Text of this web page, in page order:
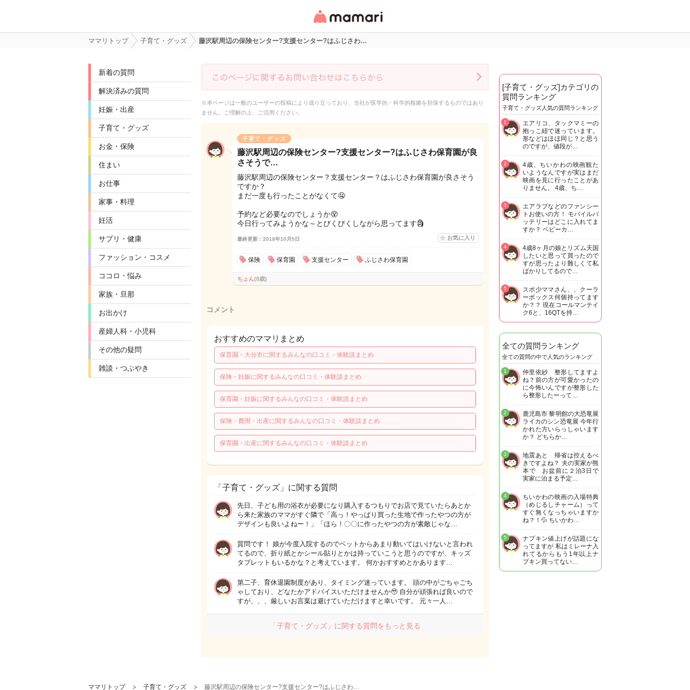
リ・情報サイト
ママリトップ 子育て・グッズ 藤沢駅周辺の保険センター?支援センター?はふじさわ…
新着の質問
解決済みの質問
妊娠・出産
子育て・グッズ
お金・保険
住まい
お仕事
家事・料理
妊活
サプリ・健康
ファッション・コスメ
ココロ・悩み
家族・旦那
お出かけ
産婦人科・小児科
その他の疑問
雑談・つぶやき
※本ページは一般のユーザーの投稿により成り立っており、当社が医学的・科学的根拠を担保するものではあり
ません。ご理解の上、ご活用ください。
子育て・グッズ
藤沢駅周辺の保険センター?支援センター?はふじさわ保育園が良
さそうで…
藤沢駅周辺の保険センター？支援センター？はふじさわ保育園が良さそう
ですか？
まだ一度も行ったことがなくて🤤
予約など必要なのでしょうか😵
今日行ってみようかな～とびくびくしながら思ってます🗿
最終更新：2018年10月5日 お気に入り
保険 保育園 支援センター ふじさわ保育園
ちょん(8歳)
コメント
おすすめのママリまとめ
保育園・大分市に関するみんなの口コミ・体験談まとめ
保険・妊娠に関するみんなの口コミ・体験談まとめ
保育園・妊娠に関するみんなの口コミ・体験談まとめ
保険・費用・出産に関するみんなの口コミ・体験談まとめ
保育園・出産に関するみんなの口コミ・体験談まとめ
「子育て・グッズ」に関する質問
先日、子ども用の浴衣が必要になり購入するつもりでお店で見ていたらあとか
ら来た家族のママがすぐ隣で「高っ！やっぱり買った生地で作ったやつの方が
デザインも良いよねー！」「ほら！〇〇に作ったやつの方が素敵じゃな…
質問です！ 娘が今度入院するのでベットからあまり動いてはいけないと言われ
てるので、折り紙とかシール貼りとかは持っていこうと思うのですが、キッズ
タブレットもいるかな？と考えています。 何かおすすめとかあります…
第二子、育休退園制度があり、タイミング迷っています。 頭の中がごちゃごち
ゃしており、どなたかアドバイスいただけませんか🥹 自分が頑張れば良いので
すが、、、厳しいお言葉は避けていただけますと幸いです。 元々一人…
「子育て・グッズ」に関する質問をもっと見る
[子育て・グッズ]カテゴリの
質問ランキング
子育て・グッズ人気の質問ランキング
エアリコ、タックマミーの
抱っこ紐で迷っています。
形などはほほ同じ？と思う
のですが、値段が…
1
4歳、ちいかわの映画観た
いようなんですが実はまだ
映画を見に行ったことがあ
りません。 4歳、ち…
2
エアラブなどのファンシー
トお使いの方！ モバイルバ
ッテリーはどこに入れてま
すか？ ベビーカ…
3
4歳8ヶ月の娘とリズム天国
したいと思って買ったので
すが思ったより難しくて私
ばかりしてるので…
4
スポ少ママさん、、クーラ
ーボックス何個持ってます
か？？ 現在コールマンテイ
ク6と、16QTを持…
5
全ての質問ランキング
全ての質問の中で人気のランキング
仲里依紗 整形してますよ
ね？前の方が可愛かったの
に今怖いんですが整形した
ら整形したーって…
1
鹿児島市 黎明館の大恐竜展
ライカのシン恐竜展 今年行
かれた方いらっしゃいます
か？ どちらか…
2
地震あと 帰省は控えるべ
きですよね？ 夫の実家が熊
本で お盆前に２泊3日で
実家に泊まる予定…
3
ちいかわの映画の入場特典
（めじるしチャーム）って
すぐ無くなっちゃいますか
ね？！💦 ちいかわ…
4
ナプキン値上げが話題にな
ってますが 私はミレーナ入
れてるからもう1年以上ナ
プキン買ってない…
5
ママリトップ 子育て・グッズ 藤沢駅周辺の保険センター?支援センター?はふじさわ…